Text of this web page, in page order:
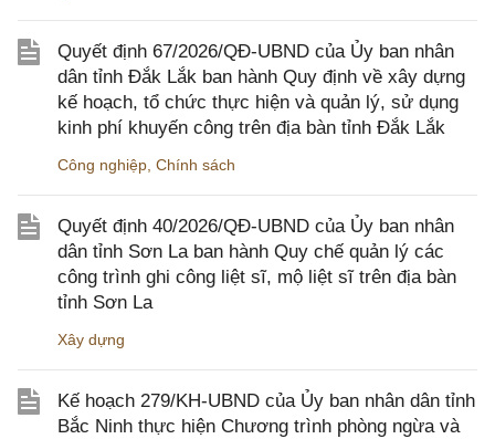
Quyết định 67/2026/QĐ-UBND của Ủy ban nhân
dân tỉnh Đắk Lắk ban hành Quy định về xây dựng
kế hoạch, tổ chức thực hiện và quản lý, sử dụng
kinh phí khuyến công trên địa bàn tỉnh Đắk Lắk
Công nghiệp Chính sách
Quyết định 40/2026/QĐ-UBND của Ủy ban nhân
dân tỉnh Sơn La ban hành Quy chế quản lý các
công trình ghi công liệt sĩ, mộ liệt sĩ trên địa bàn
tỉnh Sơn La
Xây dựng
Kế hoạch 279/KH-UBND của Ủy ban nhân dân tỉnh
Bắc Ninh thực hiện Chương trình phòng ngừa và